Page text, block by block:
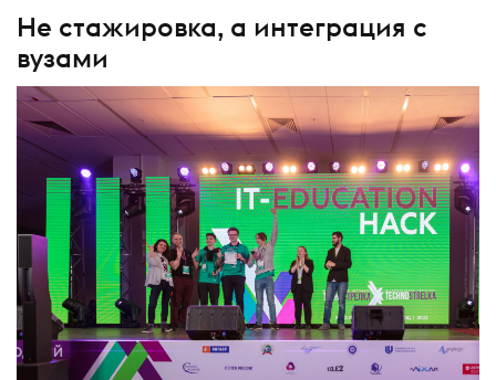
Не стажировка, а интеграция с
вузами